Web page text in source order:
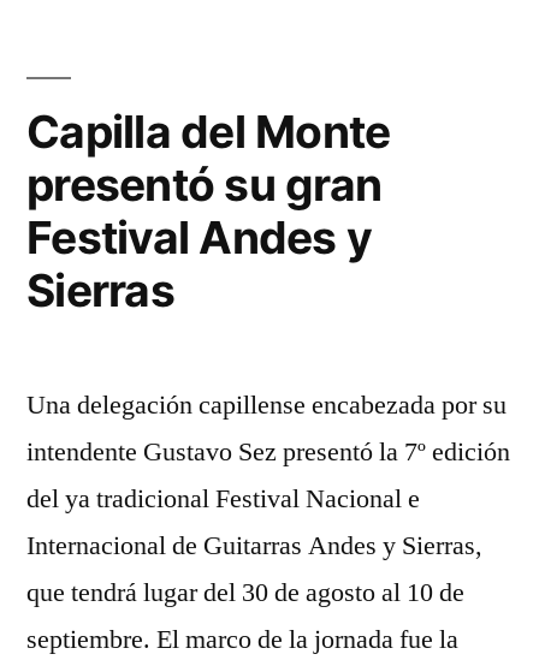
Capilla del Monte
presentó su gran
Festival Andes y
Sierras
Una delegación capillense encabezada por su
intendente Gustavo Sez presentó la 7º edición
del ya tradicional Festival Nacional e
Internacional de Guitarras Andes y Sierras,
que tendrá lugar del 30 de agosto al 10 de
septiembre. El marco de la jornada fue la